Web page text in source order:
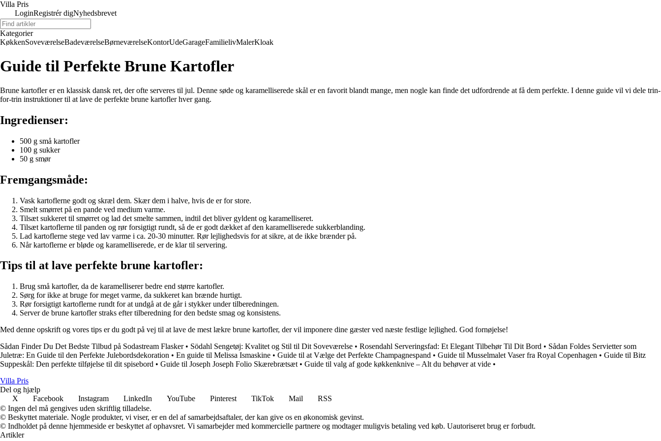
Villa Pris
LoginRegistrér digNyhedsbrevet
Kategorier
KøkkenSoveværelseBadeværelseBørneværelseKontorUdeGarageFamilielivMalerKloak
Guide til Perfekte Brune Kartofler
Brune kartofler er en klassisk dansk ret, der ofte serveres til jul. Denne søde og karamelliserede skål er en favorit blandt mange, men nogle kan finde det udfordrende at få dem perfekte. I denne guide vil vi dele trin-
for-trin instruktioner til at lave de perfekte brune kartofler hver gang.
Ingredienser:
500 g små kartofler
100 g sukker
50 g smør
Fremgangsmåde:
Vask kartoflerne godt og skræl dem. Skær dem i halve, hvis de er for store.
Smelt smørret på en pande ved medium varme.
Tilsæt sukkeret til smørret og lad det smelte sammen, indtil det bliver gyldent og karamelliseret.
Tilsæt kartoflerne til panden og rør forsigtigt rundt, så de er godt dækket af den karamelliserede sukkerblanding.
Lad kartoflerne stege ved lav varme i ca. 20-30 minutter. Rør lejlighedsvis for at sikre, at de ikke brænder på.
Når kartoflerne er bløde og karamelliserede, er de klar til servering.
Tips til at lave perfekte brune kartofler:
Brug små kartofler, da de karamelliserer bedre end større kartofler.
Sørg for ikke at bruge for meget varme, da sukkeret kan brænde hurtigt.
Rør forsigtigt kartoflerne rundt for at undgå at de går i stykker under tilberedningen.
Server de brune kartofler straks efter tilberedning for den bedste smag og konsistens.
Med denne opskrift og vores tips er du godt på vej til at lave de mest lækre brune kartofler, der vil imponere dine gæster ved næste festlige lejlighed. God fornøjelse!
Sådan Finder Du Det Bedste Tilbud på Sodastream Flasker• Södahl Sengetøj: Kvalitet og Stil til Dit Soveværelse • Rosendahl Serveringsfad: Et Elegant Tilbehør Til Dit Bord • Sådan Foldes Servietter som
Juletræ: En Guide til den Perfekte Julebordsdekoration • En guide til Melissa Ismaskine • Guide til at Vælge det Perfekte Champagnespand • Guide til Musselmalet Vaser fra Royal Copenhagen • Guide til Bitz
Suppeskål: Den perfekte tilføjelse til dit spisebord • Guide til Joseph Joseph Folio Skærebrætsæt • Guide til valg af gode køkkenknive – Alt du behøver at vide •
Villa Pris
Del og hjælp
X
Facebook Instagram LinkedIn YouTube Pinterest TikTok Mail
RSS
© Ingen del må gengives uden skriftlig tilladelse.
© Beskyttet materiale. Nogle produkter, vi viser, er en del af samarbejdsaftaler, der kan give os en økonomisk gevinst.
© Indholdet på denne hjemmeside er beskyttet af ophavsret. Vi samarbejder med kommercielle partnere og modtager muligvis betaling ved køb. Uautoriseret brug er forbudt.
Artikler